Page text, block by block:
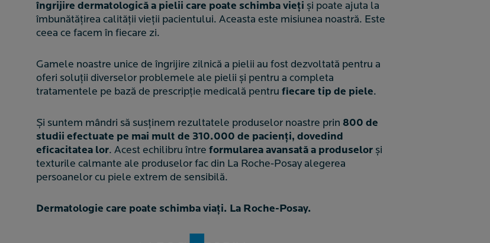
îngrijire dermatologică a pielii care poate schimba vieți și poate ajuta la
îmbunătățirea calității vieții pacientului. Aceasta este misiunea noastră. Este
ceea ce facem în fiecare zi.
Gamele noastre unice de îngrijire zilnică a pielii au fost dezvoltată pentru a
oferi soluții diverselor problemele ale pielii și pentru a completa
tratamentele pe bază de prescripție medicală pentru fiecare tip de piele.
Și suntem mândri să susținem rezultatele produselor noastre prin 800 de
studii efectuate pe mai mult de 310.000 de pacienți, dovedind
eficacitatea lor. Acest echilibru între formularea avansată a produselor și
texturile calmante ale produselor fac din La Roche-Posay alegerea
persoanelor cu piele extrem de sensibilă.
Dermatologie care poate schimba viați. La Roche-Posay.